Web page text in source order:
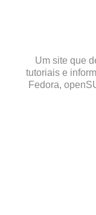
Um site que
tutoriais e
Fedora,